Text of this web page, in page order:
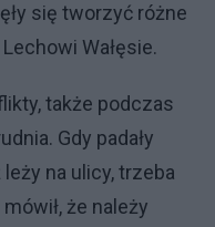
się tworzyć różne
Wałęsie.
także podczas
Gdy padały
leży na ulicy, trzeba
że należy